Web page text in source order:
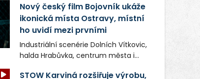
Nový český film Bojovník ukáže
ikonická místa Ostravy, místní
ho uvidí mezi prvními
Industriální scenérie Dolních Vítkovic,
halda Hrabůvka, centrum města i
v novém filmu Bojovník, který vstoupí
STOW Karviná rozšiřuje výrobu,